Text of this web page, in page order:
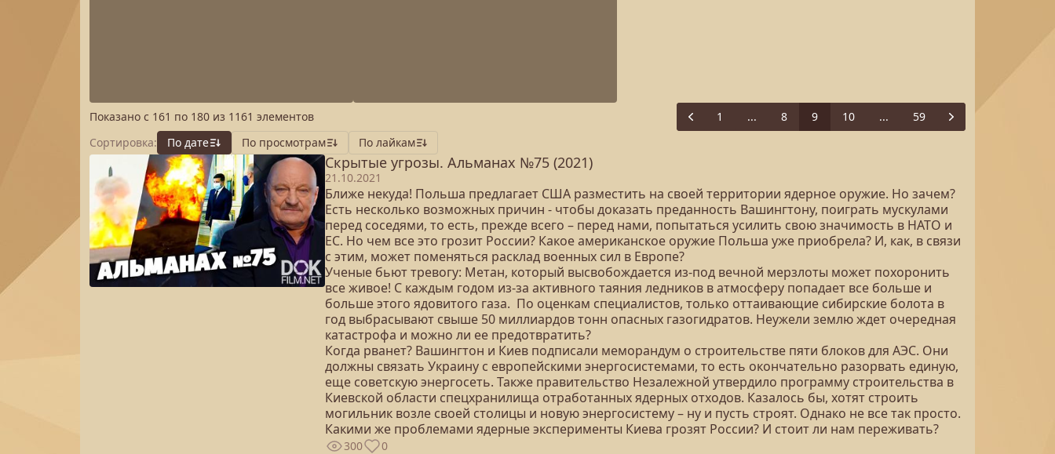
Показано с 161 по 180 из 1161 элементов Previous
1 ... 8 9 10 ... 59
Next
Сортировка:
По дате По просмотрам По лайкам
Скрытые угрозы. Альманах №75 (2021)
21.10.2021
Ближе некуда! Польша предлагает США разместить на своей территории ядерное оружие. Но зачем?
Есть несколько возможных причин - чтобы доказать преданность Вашингтону, поиграть мускулами
перед соседями, то есть, прежде всего – перед нами, попытаться усилить свою значимость в НАТО и
ЕС. Но чем все это грозит России? Какое американское оружие Польша уже приобрела? И, как, в связи
с этим, может поменяться расклад военных сил в Европе?
Ученые бьют тревогу: Метан, который высвобождается из-под вечной мерзлоты может похоронить
все живое! С каждым годом из-за активного таяния ледников в атмосферу попадает все больше и
больше этого ядовитого газа. По оценкам специалистов, только оттаивающие сибирские болота в
год выбрасывают свыше 50 миллиардов тонн опасных газогидратов. Неужели землю ждет очередная
катастрофа и можно ли ее предотвратить?
Когда рванет? Вашингтон и Киев подписали меморандум о строительстве пяти блоков для АЭС. Они
должны связать Украину с европейскими энергосистемами, то есть окончательно разорвать единую,
еще советскую энергосеть. Также правительство Незалежной утвердило программу строительства в
Киевской области спецхранилища отработанных ядерных отходов. Казалось бы, хотят строить
могильник возле своей столицы и новую энергосистему – ну и пусть строят. Однако не все так просто.
Какими же проблемами ядерные эксперименты Киева грозят России? И стоит ли нам переживать?
300 0